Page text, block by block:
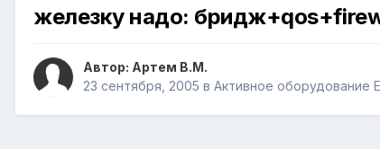
железку надо:
Автор: Артем B.M.
23 сентября, 2005 в Активное оборудование